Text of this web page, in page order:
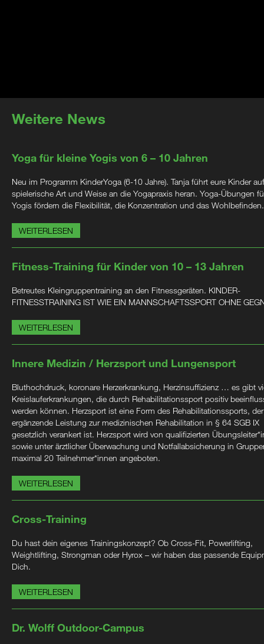
Weitere News
Yoga für kleine Yogis von 6 – 10 Jahren
Neu im Programm KinderYoga (6-10 Jahre). Tanja führt eure Kinder auf
spielerische Art und Weise an die Yogapraxis heran. Yoga-Übungen
Yogis fördern die Flexibilität, die Konzentration und das Wohlbefinden.
WEITERLESEN
Fitness-Training für Kinder von 10 – 13 Jahren
Betreutes Kleingruppentraining an den Fitnessgeräten. KINDER-
FITNESSTRAINING IST WIE EIN MANNSCHAFTSSPORT OHNE
WEITERLESEN
Innere Medizin / Herzsport und Lungensport
Bluthochdruck, koronare Herzerkrankung, Herzinsuffizienz … es gibt
Kreislauferkrankungen, die durch Rehabilitationssport positiv
werden können. Herzsport ist eine Form des Rehabilitationssports,
ergänzende Leistung zur medizinischen Rehabilitation in § 64 SGB IX
gesetzlich verankert ist. Herzsport wird von qualifizierten
sowie unter ärztlicher Überwachung und Notfallabsicherung in
maximal 20 Teilnehmer*innen angeboten.
WEITERLESEN
Cross-Training
Du hast dein eigenes Trainingskonzept? Ob Cross-Fit, Powerlifting,
Weightlifting, Strongman oder Hyrox – wir haben das passende
Dich.
WEITERLESEN
Dr. Wolff Outdoor-Campus